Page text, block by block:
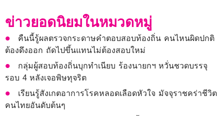
ข่าวยอดนิยมในหมวดหมู่
คืนนี้รู้ผลตรวจกระดาษคำตอบสอบท้องถิ่น คนไหนผิดปกติ
ต้องดึงออก ถัดไปขึ้นแทนไม่ต้องสอบใหม่
กลุ่มผู้สอบท้องถิ่นบุกทำเนียบ ร้องนายกฯ หวั่นชวดบรรจุ
รอบ 4 หลังเจอพิษทุจริต
เรียนรู้สังเกตอาการโรคหลอดเลือดหัวใจ มัจจุราชคร่าชีวิต
คนไทยอันดับต้นๆ